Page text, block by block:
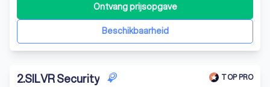
Beschikbaarheid
Ontvang prijsopgave
2.SILVR Security TOP PRO